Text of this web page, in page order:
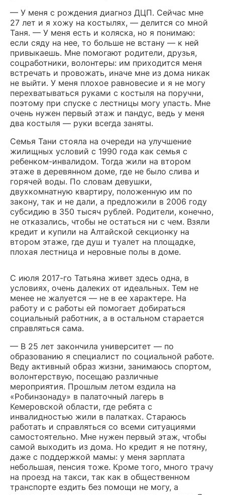
— У меня с рождения диагноз ДЦП. Сейчас мне
27 лет и я хожу на костылях, — делится со мной
Таня. — У меня есть и коляска, но я понимаю:
если сяду на нее, то больше не встану — к ней
привыкаешь. Мне помогают родители, друзья,
соцработники, волонтеры: им приходится меня
встречать и провожать, иначе мне из дома никак
не выйти. У меня плохое равновесие и я не могу
перехватываться руками с костыля на поручни,
поэтому при спуске с лестницы могу упасть. Мне
очень нужен первый этаж и пандус, ведь у меня
два костыля — руки всегда заняты.
Семья Тани стояла на очереди на улучшение
жилищных условий с 1990 года как семья с
ребенком-инвалидом. Тогда жили на втором
этаже в деревянном доме, где не было слива и
горячей воды. По словам девушки,
двухкомнатную квартиру, положенную им по
закону, так и не дали, а предложили в 2006 году
субсидию в 350 тысяч рублей. Родители, конечно,
не отказались, чтобы не остаться ни с чем. Взяли
кредит и купили на Алтайской секционку на
втором этаже, где душ и туалет на площадке,
плохая лестница и неровные полы в доме.
С июля 2017-го Татьяна живет здесь одна, в
условиях, очень далеких от идеальных. Тем не
менее не жалуется — не в ее характере. На
работу и с работы ей помогает добираться
социальный работник, а в остальном старается
справляться сама.
— В 25 лет закончила университет — по
образованию я специалист по социальной работе.
Веду активный образ жизни, занимаюсь спортом,
волонтерствую, посещаю различные
мероприятия. Прошлым летом ездила на
«Робинзонаду» в палаточный лагерь в
Кемеровской области, где ребята с
инвалидностью жили в палатках. Стараюсь
работать и справляться со всеми ситуациями
самостоятельно. Мне нужен первый этаж, чтобы
самой выходить из дома. Но кредит я не потяну,
даже с поддержкой мамы: у меня зарплата
небольшая, пенсия тоже. Кроме того, много трачу
на проезд на такси, так как в общественном
транспорте ездить без помощи не могу, а